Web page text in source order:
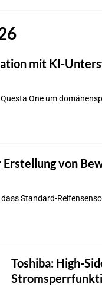
Pkw-Markt:
Leichte Zunahme bei
mit KI-
One um
von
Standard-
Toshiba: High-